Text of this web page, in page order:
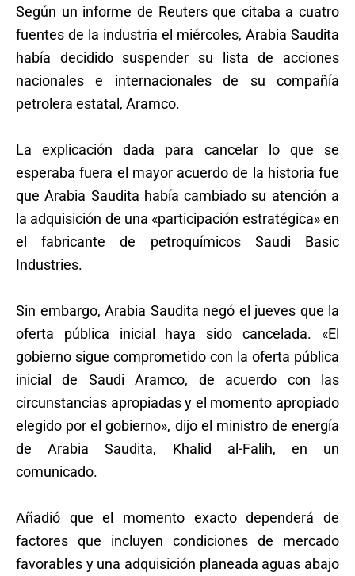
Según un informe de Reuters que citaba a cuatro
fuentes de la industria el miércoles, Arabia Saudita
había decidido suspender su lista de acciones
nacionales e internacionales de su compañía
petrolera estatal, Aramco.
La explicación dada para cancelar lo que se
esperaba fuera el mayor acuerdo de la historia fue
que Arabia Saudita había cambiado su atención a
la adquisición de una «participación estratégica» en
el fabricante de petroquímicos Saudi Basic
Industries.
Sin embargo, Arabia Saudita negó el jueves que la
oferta pública inicial haya sido cancelada. «El
gobierno sigue comprometido con la oferta pública
inicial de Saudi Aramco, de acuerdo con las
circunstancias apropiadas y el momento apropiado
elegido por el gobierno», dijo el ministro de energía
de Arabia Saudita, Khalid al-Falih, en un
comunicado.
Añadió que el momento exacto dependerá de
factores que incluyen condiciones de mercado
favorables y una adquisición planeada aguas abajo